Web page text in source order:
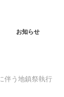
お知らせ
伴う地鎮祭執行